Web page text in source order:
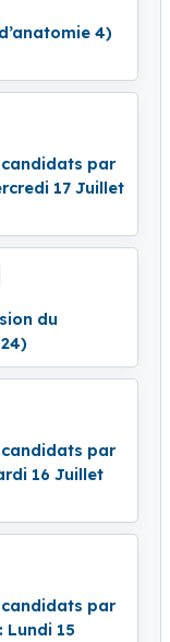
4)
candidats par
17 Juillet
du
candidats par
16 Juillet
candidats par
Lundi 15